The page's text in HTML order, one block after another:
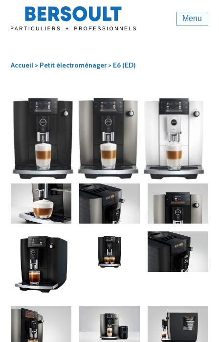
Menu
Accueil > Petit électroménager > E6 (ED)